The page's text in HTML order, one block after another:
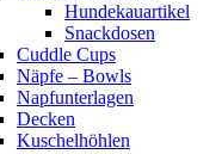
Hundekauartikel
Snackdosen
Cuddle Cups
Näpfe – Bowls
Napfunterlagen
Decken
Kuschelhöhlen